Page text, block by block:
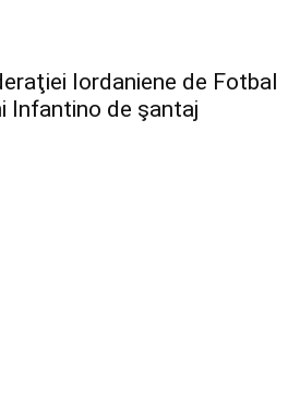
Iordaniene de Fotbal
Infantino de şantaj